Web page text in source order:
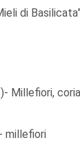
di
Millefiori,
millefiori